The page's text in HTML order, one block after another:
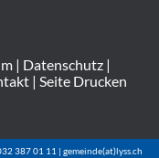
| Datenschutz|
| Seite Drucken
387 01 11 | gemeinde(at)lyss.ch